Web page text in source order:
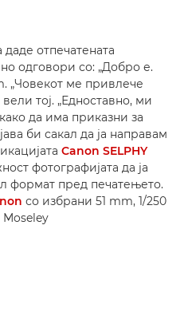
отпечатената
одговори со: „Добро е.
„Човекот ме привлече
тој. „Едноставно, ми
да има приказни за
би сакал да ја направам
Canon SELPHY
фотографијата да ја
формат пред печатењето.
со избрани 51 mm, 1/250
Moseley